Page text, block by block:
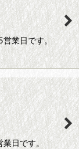
業日です。
業日です。